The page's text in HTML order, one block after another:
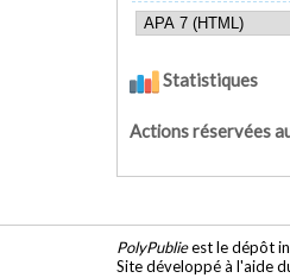
Statistiques
Actions réservées
PolyPublieest le dépôt
Site développé à l'aide